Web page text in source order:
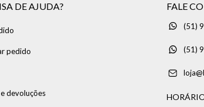
DE AJUDA?
pedido
devoluções
FALE
(51)
(51)